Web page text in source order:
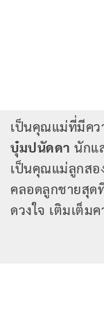
เป็นคุณแม่ที่มีคว
บุ๋มปนัดดา นักแ
เป็นคุณแม่ลูกสอ
คลอดลูกชายสุด
ดวงใจ เติมเต็ม